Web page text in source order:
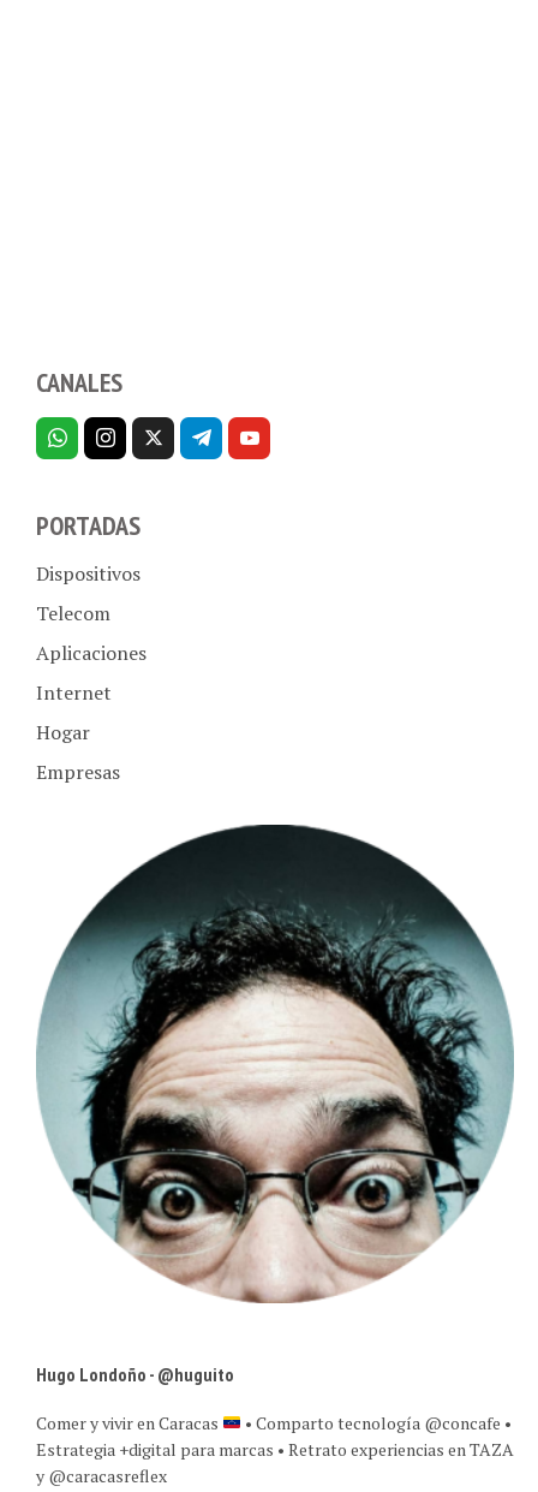
CANALES
PORTADAS
Dispositivos
Telecom
Aplicaciones
Internet
Hogar
Empresas
Hugo Londoño - @huguito
Comer y vivir en Caracas
• Comparto tecnología @concafe •
Estrategia +digital para marcas • Retrato experiencias en TAZA
y @caracasreflex